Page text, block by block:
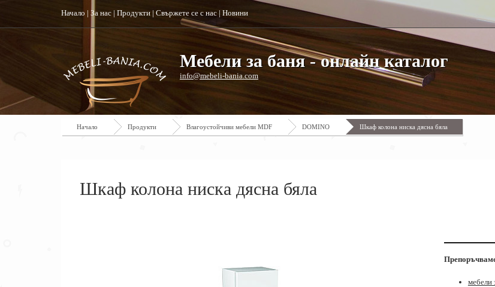
Начало | За нас | Продукти | Свържете се с нас | Новини
Мебели за баня - онлайн каталог
info@mebeli-bania.com
Начало Продукти Влагоустойчиви мебели MDF DOMINO Шкаф колона ниска дясна бяла
Шкаф колона ниска дясна бяла
мебели